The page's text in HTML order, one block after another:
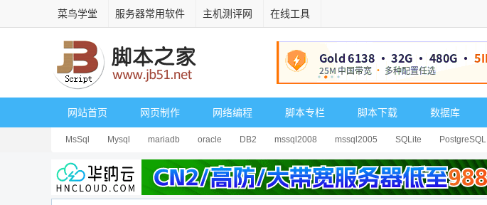
菜鸟学堂 服务器常用软件 主机测评网 在线工具
网站首页 网页制作 网络编程 脚本专栏 脚本下载 数据库
MsSql Mysql mariadb oracle DB2 mssql2008 mssql2005 SQLite PostgreSQL